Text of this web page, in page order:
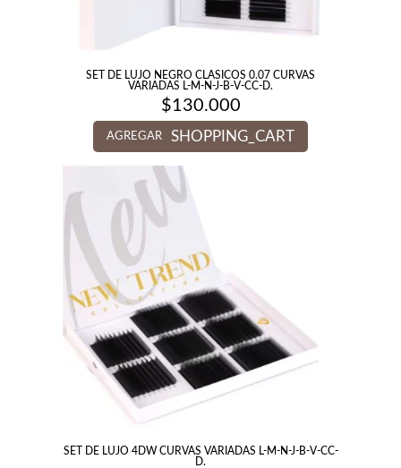
SET DE LUJO NEGRO CLASICOS 0.07 CURVAS
VARIADAS L-M-N-J-B-V-CC-D.
$130.000
AGREGAR SHOPPING_CART
SET DE LUJO 4DW CURVAS VARIADAS L-M-N-J-B-V-CC-
D.